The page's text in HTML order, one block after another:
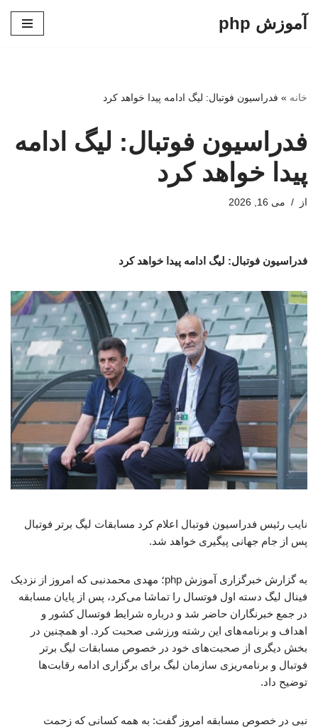
آموزش php
خانه » فدراسیون فوتبال: لیگ ادامه پیدا خواهد کرد
فدراسیون فوتبال: لیگ ادامه
پیدا خواهد کرد
از می 16, 2026
فدراسیون فوتبال: لیگ ادامه پیدا خواهد کرد
نایب رئیس فدراسیون فوتبال اعلام کرد مسابقات لیگ برتر فوتبال
پس از جام جهانی پیگیری خواهد شد.
به گزارش خبرگزاری آموزش php؛ مهدی محمدنبی که امروز از نزدیک
فینال لیگ دسته اول فوتسال را تماشا می‌کرد، پس از پایان مسابقه
در جمع خبرنگاران حاضر شد و درباره شرایط فوتسال کشور و
اهداف و برنامه‌های این رشته ورزشی صحبت کرد. او همچنین در
بخش دیگری از صحبت‌های خود در خصوص مسابقات لیگ برتر
فوتبال و برنامه‌ریزی سازمان لیگ برای برگزاری ادامه رقابت‌ها
توضیح داد.
نبی در خصوص مسابقه امروز گفت: به همه کسانی که زحمت